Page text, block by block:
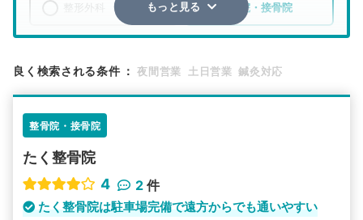
整骨院・接骨院
検索する
駅から探す 院名から探す
もっと見る
良く検索される条件 ： 夜間営業 土日営業 鍼灸対応
整骨院・接骨院
たく整骨院
4
2 件
たく整骨院は駐車場完備で遠方からでも通いやすい